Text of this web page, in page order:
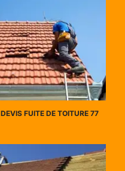
DEVIS FUITE DE TOITURE 77